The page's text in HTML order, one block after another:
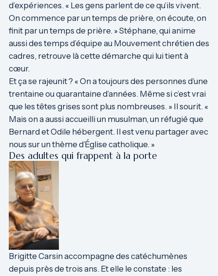
d’expériences. « Les gens parlent de ce qu’ils vivent.
On commence par un temps de prière, on écoute, on
finit par un temps de prière. » Stéphane, qui anime
aussi des temps d’équipe au Mouvement chrétien des
cadres, retrouve là cette démarche qui lui tient à
cœur.
Et ça se rajeunit ? « On a toujours des personnes d’une
trentaine ou quarantaine d’années. Même si c’est vrai
que les têtes grises sont plus nombreuses. » Il sourit. «
Mais on a aussi accueilli un musulman, un réfugié que
Bernard et Odile hébergent. Il est venu partager avec
nous sur un thème d’Église catholique. »
Des adultes qui frappent à la porte
Brigitte Carsin accompagne des catéchumènes
depuis près de trois ans. Et elle le constate : les